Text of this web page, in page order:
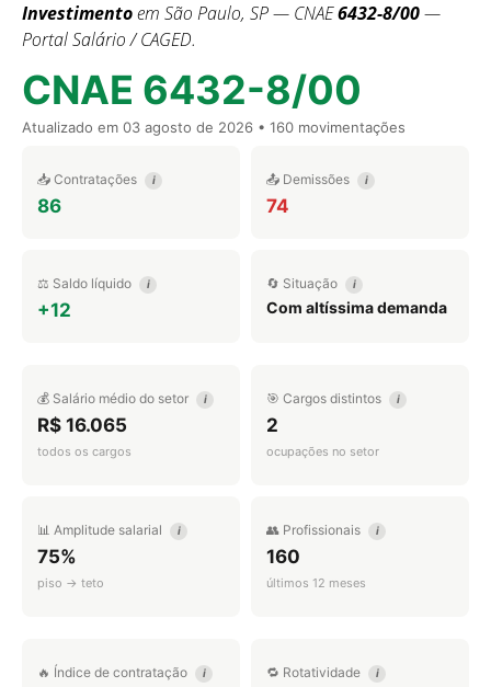
Investimentoem São Paulo, SP — CNAE6432-8/00—
Portal Salário / CAGED.
CNAE 6432-8/00
Atualizado em 03 agosto de 2026 • 160 movimentações
📥 Contratações i
86
📤 Demissões i
74
⚖️ Saldo líquido i
+12
🔄 Situação i
Com altíssima demanda
💰 Salário médio do setor i
R$ 16.065
todos os cargos
🎯 Cargos distintos i
2
ocupações no setor
📊 Amplitude salarial i
75%
piso → teto
👥 Profissionais i
160
últimos 12 meses
🔥 Índice de contratação i 🔁 Rotatividade i